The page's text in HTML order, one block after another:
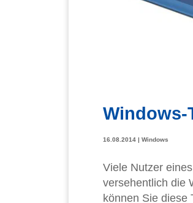
Windows-
16.08.2014 | Windows
Viele Nutzer
versehentlich die
können Sie diese